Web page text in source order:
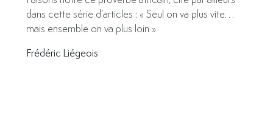
dans cette série d’articles : « Seul on va plus vite…
mais ensemble on va plus loin ».
Frédéric Liégeois